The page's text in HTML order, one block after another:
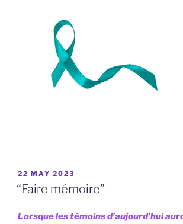
POSTED
ON
22 MAY 2023
“Faire mémoire”
Lorsque les témoins d’aujourd’hui